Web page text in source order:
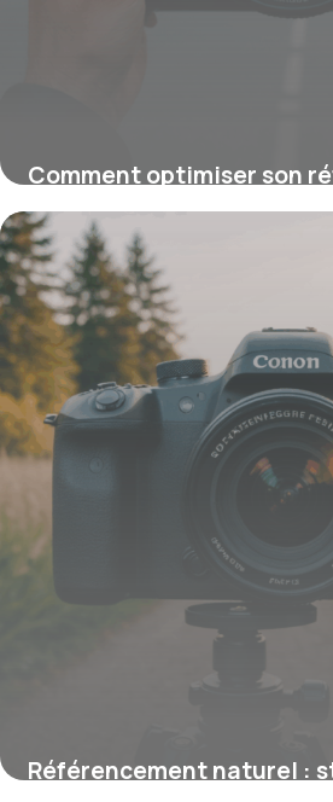
Comment optimiser son
Google pour booster sa
16 juin 2026
Référencement naturel :